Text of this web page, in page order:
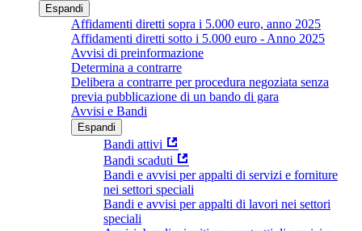
Espandi
Affidamenti diretti sopra i 5.000 euro, anno 2025
Affidamenti diretti sotto i 5.000 euro - Anno 2025
Avvisi di preinformazione
Determina a contrarre
Delibera a contrarre per procedura negoziata senza
previa pubblicazione di un bando di gara
Avvisi e Bandi
Espandi
Bandi attivi
Bandi scaduti
Bandi e avvisi per appalti di servizi e forniture
nei settori speciali
Bandi e avvisi per appalti di lavori nei settori
speciali